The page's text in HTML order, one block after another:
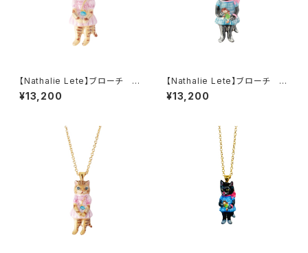
【Nathalie Lete】ブローチ M
AYA
¥13,200
【Nathalie Lete】ブローチ Bl
ack cat
¥13,200